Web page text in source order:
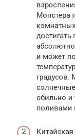
Монстера
достигать
и может
градусов.
обильно и
поливами